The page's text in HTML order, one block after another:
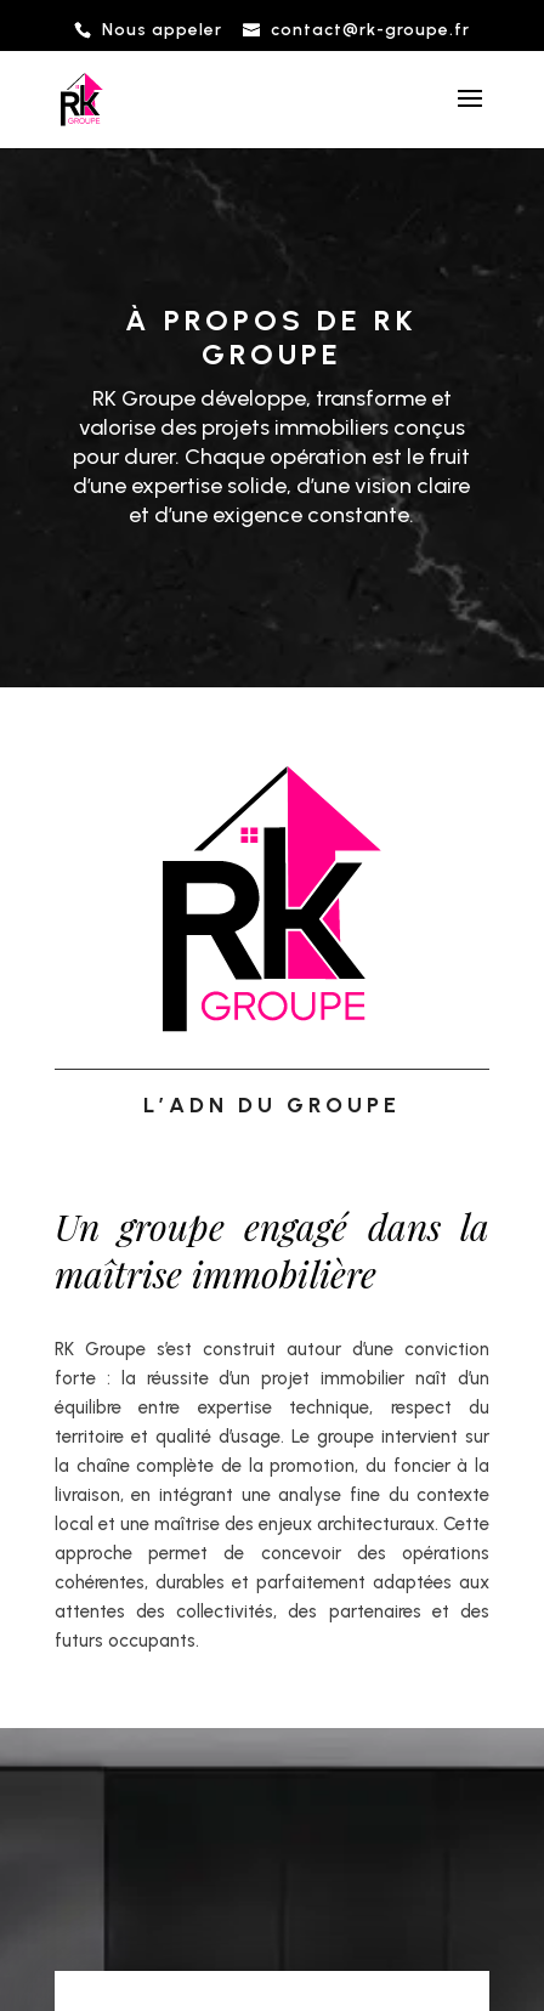
Nous appeler contact@rk-groupe.fr
À PROPOS DE RK
GROUPE
RK Groupe développe, transforme et
valorise des projets immobiliers conçus
pour durer. Chaque opération est le fruit
d’une expertise solide, d’une vision claire
et d’une exigence constante.
L’ADN DU GROUPE
Un groupe engagé dans la
maîtrise immobilière
RK Groupe s’est construit autour d’une conviction
forte : la réussite d’un projet immobilier naît d’un
équilibre entre expertise technique, respect du
territoire et qualité d’usage. Le groupe intervient sur
la chaîne complète de la promotion, du foncier à la
livraison, en intégrant une analyse fine du contexte
local et une maîtrise des enjeux architecturaux. Cette
approche permet de concevoir des opérations
cohérentes, durables et parfaitement adaptées aux
attentes des collectivités, des partenaires et des
futurs occupants.